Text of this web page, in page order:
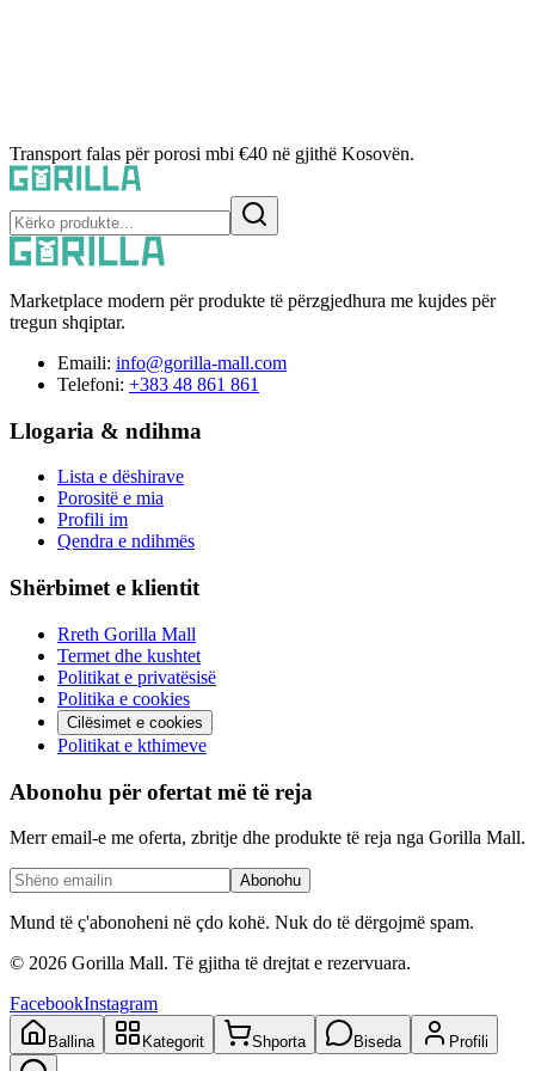
Transport falas për porosi mbi €40 në gjithë Kosovën.
Marketplace modern për produkte të përzgjedhura me kujdes për
tregun shqiptar.
Emaili: info@gorilla-mall.com
Telefoni: +383 48 861 861
Llogaria & ndihma
Lista e dëshirave
Porositë e mia
Profili im
Qendra e ndihmës
Shërbimet e klientit
Rreth Gorilla Mall
Termet dhe kushtet
Politikat e privatësisë
Politika e cookies
Cilësimet e cookies
Politikat e kthimeve
Abonohu për ofertat më të reja
Merr email-e me oferta, zbritje dhe produkte të reja nga Gorilla Mall.
Abonohu
Mund të ç'abonoheni në çdo kohë. Nuk do të dërgojmë spam.
© 2026 Gorilla Mall. Të gjitha të drejtat e rezervuara.
FacebookInstagram
Ballina Kategorit Shporta Biseda Profili